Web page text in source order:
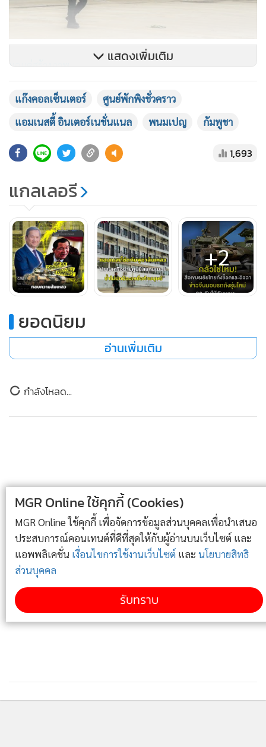
แฉแค่สร้างภาพ
ขณะที่องค์กรระหว่างประเทศอย่าง แอมเนสตี้ อินเตอร์
เนชั่นแนล (Amnesty International) เปิดเผยรายงานสืบสวน
สอบสวนฉบับใหม่ความหนากว่า 150 หน้า ในชื่อ “Falling
Through the Cracks: Cambodia’s ‘Crackdown’ on
โดยเนื้อหาในรายงานชิ้นนี้ถือเป็นการหักล้างคำแถลงของรัฐบาล
กัมพูชาอย่างรุนแรง หลังแอมเนสตี้ฯ ระบุว่า มาตรการกวาดล้าง
กลุ่มทุนต้มตุ๋นออนไลน์และแก๊งคอลเซ็นเตอร์ที่รัฐบาลพนมเปญ
เคยประกาศว่าเป็น “ผลงานชิ้นโบแดง” นั้น แท้จริงแล้วเป็นเพียง
การจัดฉากเพื่อสร้างภาพลักษณ์ และล้มเหลวในการทำลาย
โครงสร้างหลักของขบวนการอาชญากรรมข้ามชาติเหล่านี้อย่าง
รายงานระบุว่า นับตั้งแต่ นายกรัฐมนตรี ฮุน มาเนต ออกคำสั่งขับ
เคลื่อนมาตรการกวาดล้างครั้งใหญ่เมื่อเดือนกรกฎาคม 2025
มากกว่า 200–250 แห่ง ดำเนินคดีกับผู้ต้องหากว่า 1,000 ราย
ประเทศกัมพูชา กลับพบความจริงที่น่าตกใจดังนี้
มีหลักฐานว่าเจ้าหน้าที่รัฐเข้าไปกวาดล้างหรือแทรกแซงจริงเพียง
24 แห่ง (หรือคิดเป็นประมาณ 27% เท่านั้น) กลุ่มทุนคอล
เซ็นเตอร์มากกว่า 70% สามารถเปิดปฏิบัติการต่อไปได้ตามปกติ
โดยไม่ถูกรบกวนจากมาตรการกวาดล้างของรัฐ
รายงานตรวจพบพิกัดของศูนย์หลอกลวงแห่งใหม่เพิ่มขึ้นอีกถึง
ระดับภูมิภาคของแอมเนสตี้ อินเตอร์เนชั่นแนล เปิดเผยว่า
รายงานฉบับนี้อ้างอิงหลักฐานและคำให้การของ เหยื่อผู้รอดชีวิต
แสดงเพิ่มเติม
แก๊งคอลเซ็นเตอร์
ศูนย์พักพิงชั่วคราว
แอมเนสตี้ อินเตอร์เนชั่นแนล
พนมเปญ กัมพูชา
1,693
แกลเลอรี
+2
ยอดนิยม
อ่านเพิ่มเติม
กำลังโหลด...
MGR Online ใช้คุกกี้ (Cookies)
MGR Online ใช้คุกกี้ เพื่อจัดการข้อมูลส่วนบุคคลเพื่อนำเสนอ
ประสบการณ์คอนเทนต์ที่ดีที่สุดให้กับผู้อ่านบนเว็บไซต์ และ
แอพพลิเคชั่นเงื่อนไขการใช้งานเว็บไซต์และนโยบายสิทธิ
ส่วนบุคคล
รับทราบ